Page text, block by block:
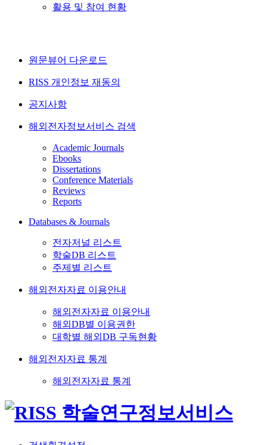
활용 및 참여 현황
원문뷰어 다운로드
RISS 개인정보 재동의
공지사항
해외전자정보서비스 검색
Academic Journals
Ebooks
Dissertations
Conference Materials
Reviews
Reports
Databases & Journals
전자저널 리스트
학술DB 리스트
주제별 리스트
해외전자자료 이용안내
해외전자자료 이용안내
해외DB별 이용권한
대학별 해외DB 구독현황
해외전자자료 통계
해외전자자료 통계